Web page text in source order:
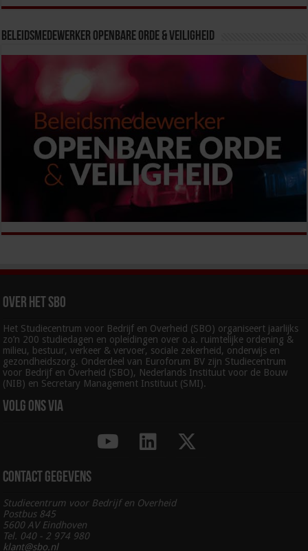
Beleidsmedewerker Openbare Orde & Veiligheid
Over het SBO
Het Studiecentrum voor Bedrijf en Overheid (SBO) organiseert jaarlijks
zo’n 200 studiedagen en opleidingen over o.a. ruimtelijke ordening &
milieu, bestuur, verkeer & vervoer, sociale zekerheid, onderwijs en
gezondheidszorg. Onderdeel van Euroforum BV zijn Studiecentrum
voor Bedrijf en Overheid (SBO), Nederlands Instituut voor de Bouw
(NIB) en Secretary Management Instituut (SMI).
Volg ons via
Contact gegevens
Studiecentrum voor Bedrijf en Overheid
Postbus 845
5600 AV Eindhoven
Tel. 040 - 2 974 980
klant@sbo.nl